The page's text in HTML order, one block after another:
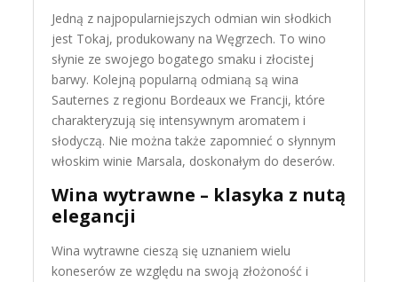
Jedną z najpopularniejszych odmian win słodkich
jest Tokaj, produkowany na Węgrzech. To wino
słynie ze swojego bogatego smaku i złocistej
barwy. Kolejną popularną odmianą są wina
Sauternes z regionu Bordeaux we Francji, które
charakteryzują się intensywnym aromatem i
słodyczą. Nie można także zapomnieć o słynnym
włoskim winie Marsala, doskonałym do deserów.
Wina wytrawne – klasyka z nutą
elegancji
Wina wytrawne cieszą się uznaniem wielu
koneserów ze względu na swoją złożoność i